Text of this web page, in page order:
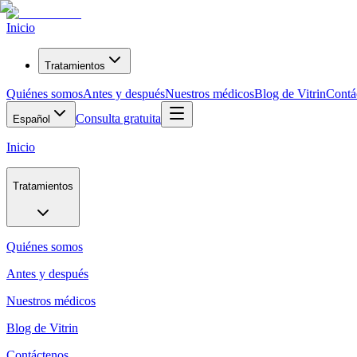
Inicio
Tratamientos
Quiénes somosAntes y despuésNuestros médicosBlog de Vitrin
Español Consulta gratuita
Inicio
Tratamientos
Quiénes somos
Antes y después
Nuestros médicos
Blog de Vitrin